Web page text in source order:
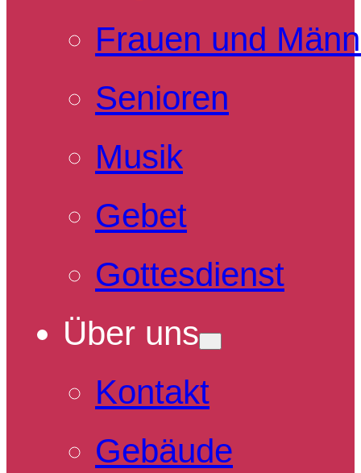
Frauen und
Senioren
Musik
Gebet
Gottesdienst
Über uns
Kontakt
Gebäude